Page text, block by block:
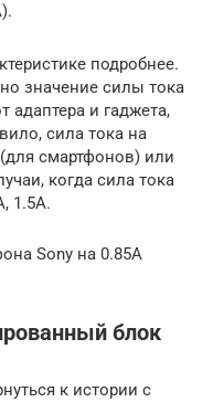
подробнее.
значение силы тока
и гаджета,
сила тока на
смартфонов) или
когда сила тока
1.5A.
Sony на 0.85A
блок
к истории с